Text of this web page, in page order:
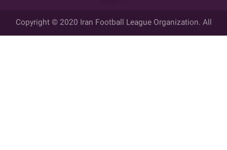
Copyright © 2020 Iran Football League Organization. All